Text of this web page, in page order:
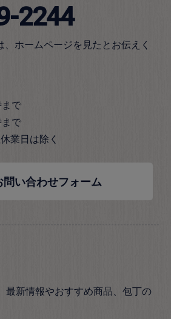
2244
ホームページを見たとお伝えく
で
で
業日は除く
問い合わせフォーム
最新情報やおすすめ商品、包丁の